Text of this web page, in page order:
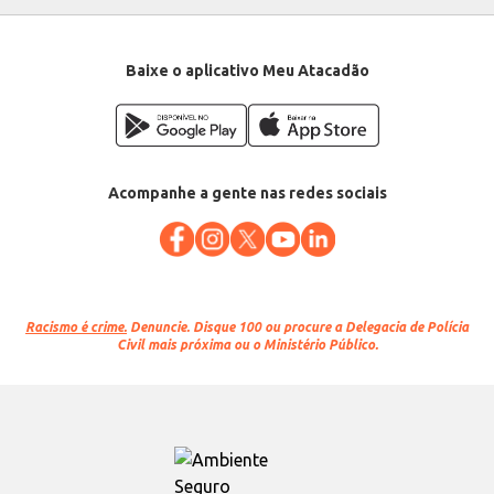
Baixe o aplicativo Meu Atacadão
Acompanhe a gente nas redes sociais
Racismo é crime. Denuncie. Disque 100 ou procure a Delegacia de Polícia
Civil mais próxima ou o Ministério Público.